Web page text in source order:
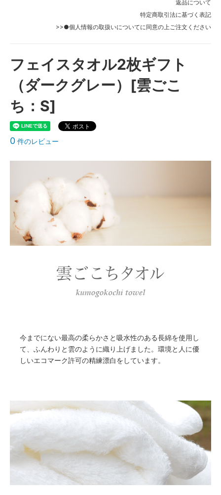
返品について
特定商取引法に基づく表記
>>●個人情報の取扱いについてに同意の上ご注文ください
フェイスタオル2枚ギフト
（ダークグレー）[雲ごこ
ち：S]
0 件のレビュー
今までにない最高の柔らかさと吸水性のある長綿を使用し
て、ふんわりと雲のように織り上げました。環境と人に優
しいエコマーク許可の精練漂白をしています。